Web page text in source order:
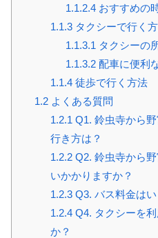
1.1.2.4 おすすめの
1.1.3タクシーで行く
1.1.3.1 タクシーの
1.1.3.2 配車に便利
1.1.4徒歩で行く方法
1.2よくある質問
1.2.1 Q1. 鈴虫寺から
行き方は？
1.2.2Q2. 鈴虫寺から
いかかりますか？
1.2.3Q3. バス料金はい
1.2.4Q4. タクシーを
か？